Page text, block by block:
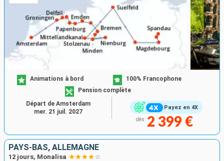
Payez en 4X
Animations à bord
100% Francophone
Pension complète
dès 2 399 €
Départ de Amsterdam
mer. 21 juil. 2027
PAYS-BAS, ALLEMAGNE
12 jours, Monalisa